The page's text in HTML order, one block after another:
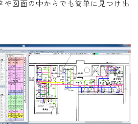
や図面の中からでも簡単に見つけ出